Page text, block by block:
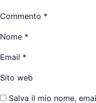
Commento *
Nome *
Email *
Sito web
Salva il mio nome,